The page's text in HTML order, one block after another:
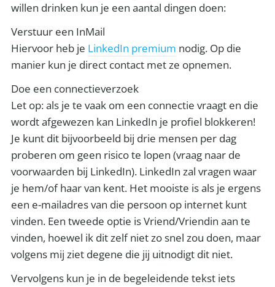
willen drinken kun je een aantal dingen doen:
Verstuur een InMail
Hiervoor heb je LinkedIn premium nodig. Op die
manier kun je direct contact met ze opnemen.
Doe een connectieverzoek
Let op: als je te vaak om een connectie vraagt en die
wordt afgewezen kan LinkedIn je profiel blokkeren!
Je kunt dit bijvoorbeeld bij drie mensen per dag
proberen om geen risico te lopen (vraag naar de
voorwaarden bij LinkedIn). LinkedIn zal vragen waar
je hem/of haar van kent. Het mooiste is als je ergens
een e-mailadres van die persoon op internet kunt
vinden. Een tweede optie is Vriend/Vriendin aan te
vinden, hoewel ik dit zelf niet zo snel zou doen, maar
volgens mij ziet degene die jij uitnodigt dit niet.
Vervolgens kun je in de begeleidende tekst iets